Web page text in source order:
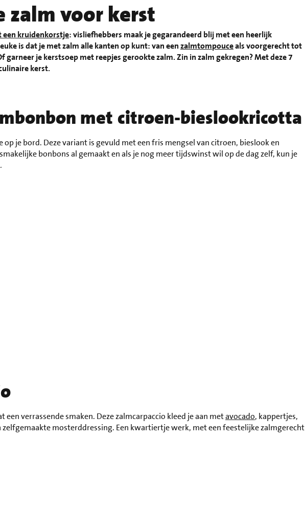
zalm voor kerst
kruidenkorstje: visliefhebbers maak je gegarandeerd blij met een heerlijk
is dat je met zalm alle kanten op kunt: van eenzalmtompouceals voorgerecht tot
garneer je kerstsoep met reepjes gerookte zalm. Zin in zalm gekregen? Met deze 7
kerst.
met citroen-bieslookricotta
op je bord. Deze variant is gevuld met een fris mengsel van citroen, bieslook en
bonbons al gemaakt en als je nog meer tijdswinst wil op de dag zelf, kun je
verrassende smaken. Deze zalmcarpaccio kleed je aan metavocado, kappertjes,
mosterddressing. Een kwartiertje werk, met een feestelijke zalmgerecht